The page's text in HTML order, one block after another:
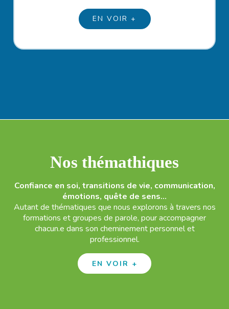
EN VOIR +
Nos thémathiques
Confiance en soi, transitions de vie, communication,
émotions, quête de sens…
Autant de thématiques que nous explorons à travers nos
formations et groupes de parole, pour accompagner
chacun.e dans son cheminement personnel et
professionnel.
EN VOIR +